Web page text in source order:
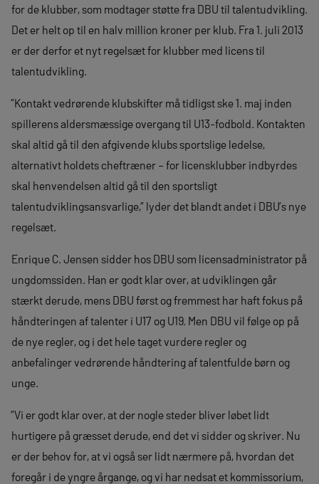
for de klubber, som modtager støtte fra DBU til talentudvikling.
Det er helt op til en halv million kroner per klub. Fra 1. juli 2013
er der derfor et nyt regelsæt for klubber med licens til
talentudvikling.
”Kontakt vedrørende klubskifter må tidligst ske 1. maj inden
spillerens aldersmæssige overgang til U13-fodbold. Kontakten
skal altid gå til den afgivende klubs sportslige ledelse,
alternativt holdets cheftræner – for licensklubber indbyrdes
skal henvendelsen altid gå til den sportsligt
talentudviklingsansvarlige,” lyder det blandt andet i DBU’s nye
regelsæt.
Enrique C. Jensen sidder hos DBU som licensadministrator på
ungdomssiden. Han er godt klar over, at udviklingen går
stærkt derude, mens DBU først og fremmest har haft fokus på
håndteringen af talenter i U17 og U19. Men DBU vil følge op på
de nye regler, og i det hele taget vurdere regler og
anbefalinger vedrørende håndtering af talentfulde børn og
unge.
”Vi er godt klar over, at der nogle steder bliver løbet lidt
hurtigere på græsset derude, end det vi sidder og skriver. Nu
er der behov for, at vi også ser lidt nærmere på, hvordan det
foregår i de yngre årgange, og vi har nedsat et kommissorium,